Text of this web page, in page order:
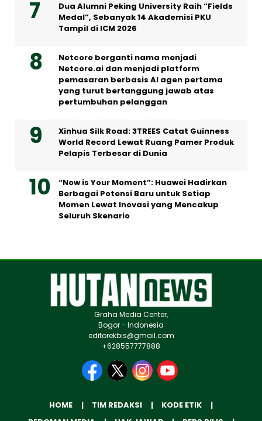
Dua Alumni Peking University Raih “Fields
Medal”, Sebanyak 14 Akademisi PKU
Tampil di ICM 2026
Netcore berganti nama menjadi
Netcore.ai dan menjadi platform
pemasaran berbasis AI agen pertama
yang turut bertanggung jawab atas
pertumbuhan pelanggan
Xinhua Silk Road: 3TREES Catat Guinness
World Record Lewat Ruang Pamer Produk
Pelapis Terbesar di Dunia
“Now is Your Moment”: Huawei Hadirkan
Berbagai Potensi Baru untuk Setiap
Momen Lewat Inovasi yang Mencakup
Seluruh Skenario
Graha Media Center,
Bogor - Indonesia
editorekbis@gmail.com
+628557777888
HOME TIM REDAKSI
KODE ETIK